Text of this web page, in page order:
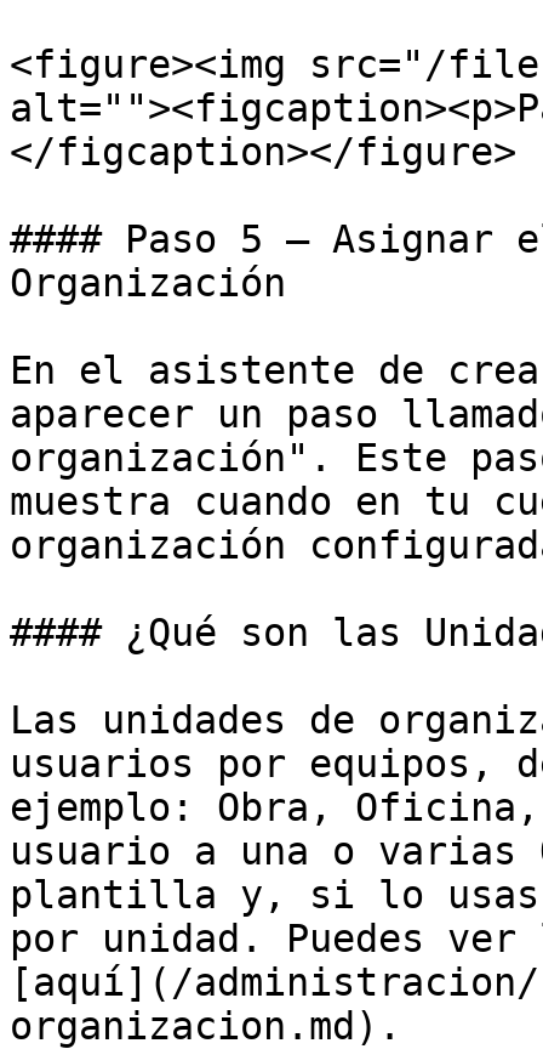
<figure><img src="/files/
</figcaption></figure>
#### Paso 5 — Asignar
Organización
En el asistente de
aparecer un paso
organización". Este
muestra cuando en tu
organización
#### ¿Qué son las
Las unidades de
usuarios por equipos,
ejemplo: Obra,
usuario a una o varias
plantilla y, si lo usas,
por unidad. Puedes ver
[aquí](/administracion/
organizacion.md).